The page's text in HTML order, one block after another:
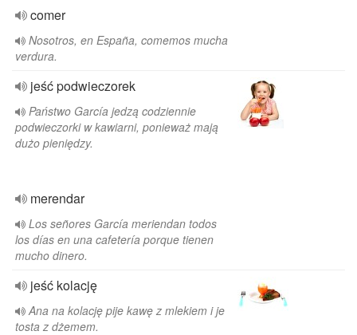
comer
Nosotros, en España, comemos mucha
verdura.
jeść podwieczorek
Państwo García jedzą codziennie
podwieczorki w kawiarni, ponieważ mają
dużo pieniędzy.
merendar
Los señores García meriendan todos
los días en una cafetería porque tienen
mucho dinero.
jeść kolację
Ana na kolację pije kawę z mlekiem i je
tosta z dżemem.